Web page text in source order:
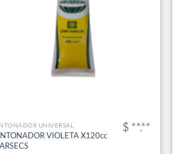
UNIVERSAL
VIOLETA X120cc
$ **.**